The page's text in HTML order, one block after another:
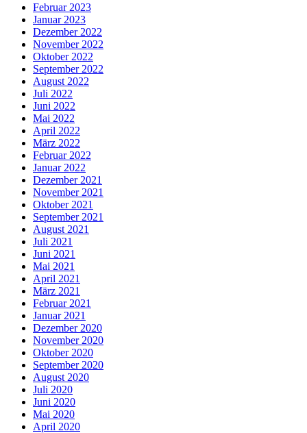
Februar 2023
Januar 2023
Dezember 2022
November 2022
Oktober 2022
September 2022
August 2022
Juli 2022
Juni 2022
Mai 2022
April 2022
März 2022
Februar 2022
Januar 2022
Dezember 2021
November 2021
Oktober 2021
September 2021
August 2021
Juli 2021
Juni 2021
Mai 2021
April 2021
März 2021
Februar 2021
Januar 2021
Dezember 2020
November 2020
Oktober 2020
September 2020
August 2020
Juli 2020
Juni 2020
Mai 2020
April 2020